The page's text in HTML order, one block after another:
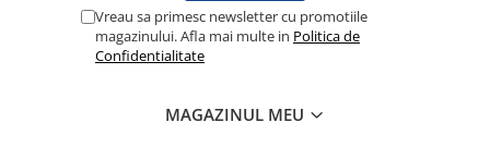
Lampi cu infrarosu
Electroencefalografe
Colposcoape
Vreau sa primesc newsletter cu promotiile
magazinului. Afla mai multe in Politica de
Confidentialitate
MAGAZINUL MEU